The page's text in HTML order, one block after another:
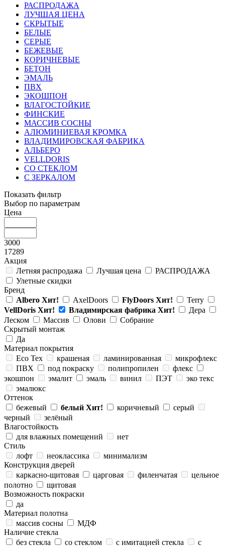
РАСПРОДАЖА
ЛУЧШАЯ ЦЕНА
СКРЫТЫЕ
БЕЛЫЕ
СЕРЫЕ
БЕЖЕВЫЕ
КОРИЧНЕВЫЕ
БЕТОН
ЭМАЛЬ
ПВХ
ЭКОШПОН
ВЛАГОСТОЙКИЕ
ФИНСКИЕ
МАССИВ СОСНЫ
АЛЮМИНИЕВАЯ КРОМКА
ВЛАДИМИРОВСКАЯ ФАБРИКА
АЛЬБЕРО
VELLDORIS
СО СТЕКЛОМ
С ЗЕРКАЛОМ
Показать фильтр
Выбор по параметрам
Цена
3000
17289
Акция
Летняя распродажа
Лучшая цена
РАСПРОДАЖА
Улетные скидки
Бренд
Albero Хит! AxelDoors FlyDoors Хит!
Terry
VellDoris Хит! Владимирская фабрика Хит!
Дера
Леском
Массив Олови
Собрание
Скрытый монтаж
Да
Материал покрытия
Eco Tex
крашеная ламинированная
микрофлекс
ПВХ
под покраску полипропилен
флекс
экошпон
эмалит эмаль винил ПЭТ
эко текс
эмалюкс
Оттенок
бежевый
белый Хит! коричневый
серый
черный
зелёный
Влагостойкость
для влажных помещений
нет
Стиль
лофт
неоклассика
минимализм
Конструкция дверей
каркасно-щитовая
царговая филенчатая
цельное
полотно
щитовая
Возможность покраски
да
Материал полотна
массив сосны
МДФ
Наличие стекла
без стекла
со стеклом с имитацией стекла
с